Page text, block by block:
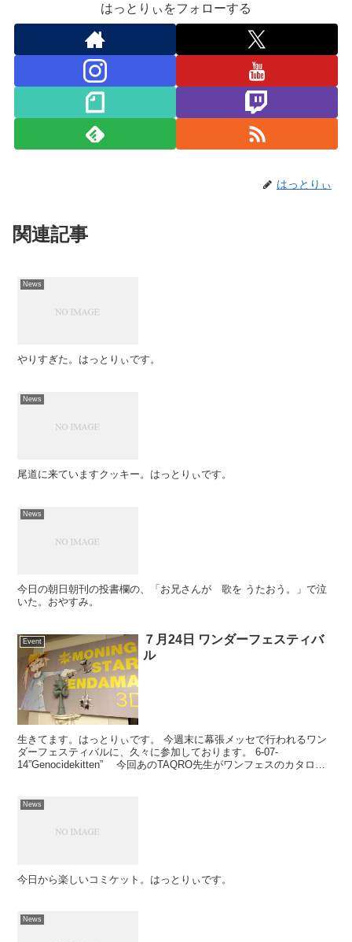
はっとりぃをフォローする
はっとりぃ
関連記事
News
やりすぎた。はっとりぃです。
News
尾道に来ていますクッキー。はっとりぃです。
News
今日の朝日朝刊の投書欄の、「お兄さんが 歌を うたおう。」で泣
いた。おやすみ。
Event
７月24日 ワンダーフェスティバ
ル
生きてます。はっとりぃです。 今週末に幕張メッセで行われるワン
ダーフェスティバルに、久々に参加しております。 6-07-
14”Genocidekitten” 今回あのTAQRO先生がワンフェスのカタログ
News
今日から楽しいコミケット。はっとりぃです。
News